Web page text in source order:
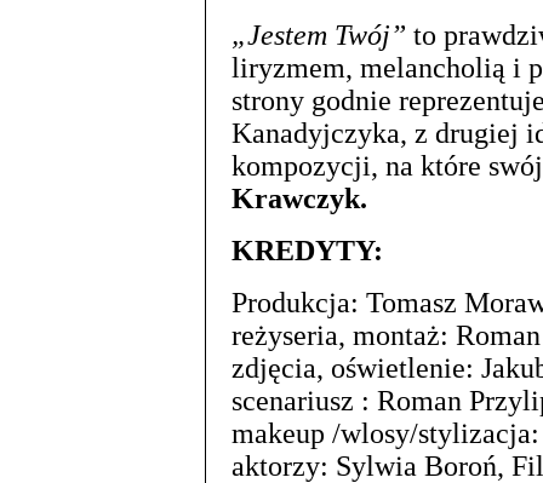
„Jestem Twój” to
liryzmem, melancholią i
strony godnie
Kanadyjczyka, z drugiej
kompozycji, na które
Krawczyk.
KREDYTY:
Produkcja: Tomasz
reżyseria, montaż:
zdjęcia, oświetlenie:
scenariusz : Roman
makeup /wlosy/
aktorzy: Sylwia Boroń,